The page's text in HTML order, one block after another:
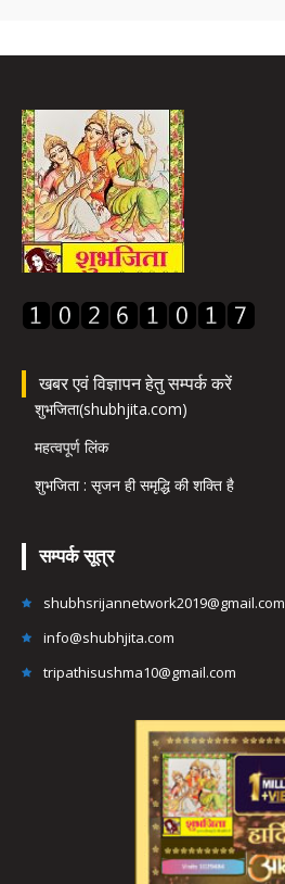
खबर एवं विज्ञापन हेतु सम्पर्क करें
शुभजिता(shubhjita.com)
महत्वपूर्ण लिंक
शुभजिता : सृजन ही समृद्धि की शक्ति है
सम्पर्क सूत्र
shubhsrijannetwork2019@gmail.com
info@shubhjita.com
tripathisushma10@gmail.com